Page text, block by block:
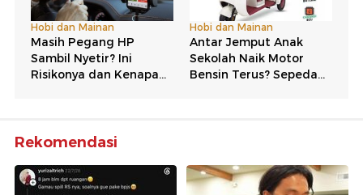
Rekomendasi